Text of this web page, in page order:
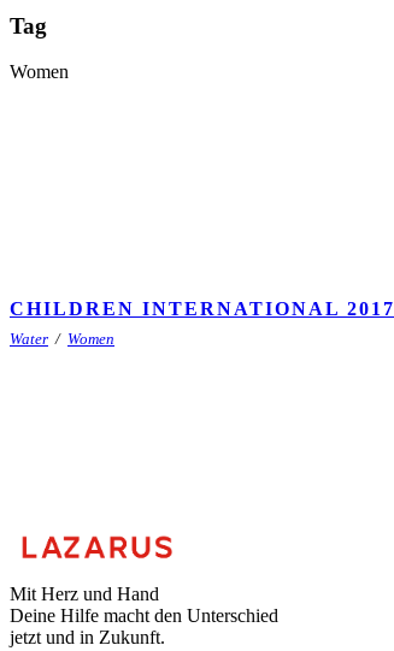
Tag
Women
CHILDREN INTERNATIONAL 2017
Water / Women
Mit Herz und Hand
Deine Hilfe macht den Unterschied
jetzt und in Zukunft.